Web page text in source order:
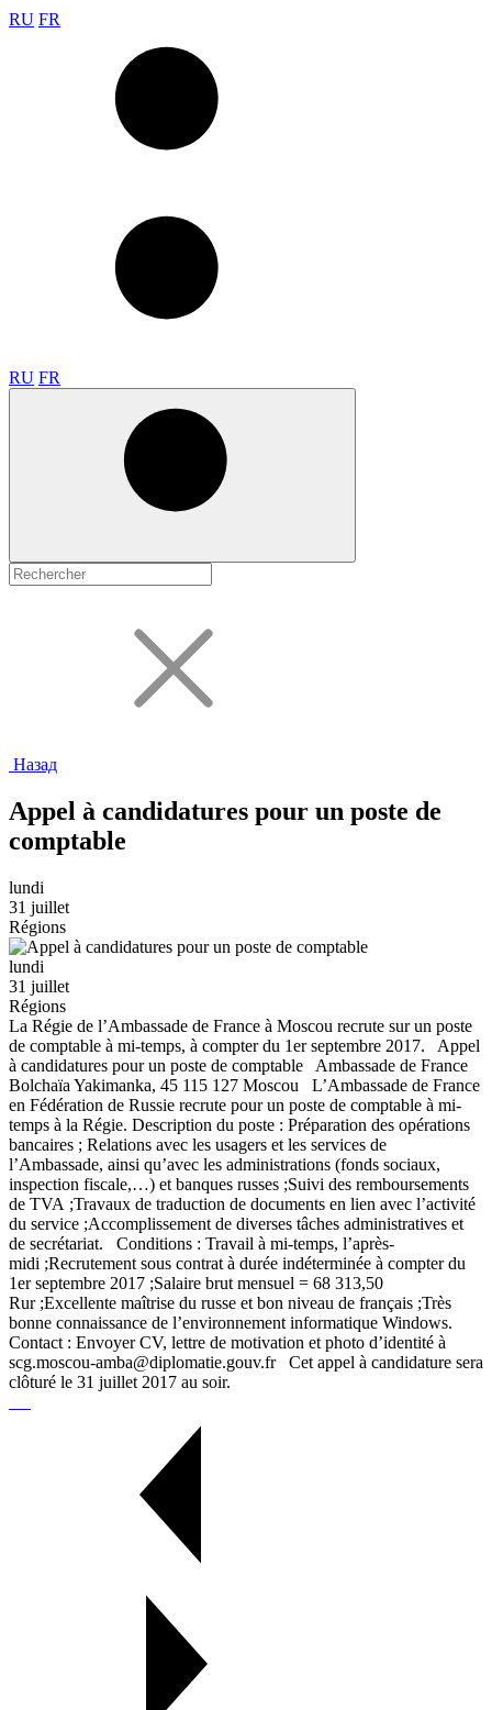
RU FR
RU FR
Назад
Appel à candidatures pour un poste de
comptable
lundi
31 juillet
Régions
lundi
31 juillet
Régions
La Régie de l’Ambassade de France à Moscou recrute sur un poste
de comptable à mi-temps, à compter du 1er septembre 2017. Appel
à candidatures pour un poste de comptable Ambassade de France
Bolchaïa Yakimanka, 45 115 127 Moscou L’Ambassade de France
en Fédération de Russie recrute pour un poste de comptable à mi-
temps à la Régie. Description du poste : Préparation des opérations
bancaires ; Relations avec les usagers et les services de
l’Ambassade, ainsi qu’avec les administrations (fonds sociaux,
inspection fiscale,…) et banques russes ;Suivi des remboursements
de TVA ;Travaux de traduction de documents en lien avec l’activité
du service ;Accomplissement de diverses tâches administratives et
de secrétariat. Conditions : Travail à mi-temps, l’après-
midi ;Recrutement sous contrat à durée indéterminée à compter du
1er septembre 2017 ;Salaire brut mensuel = 68 313,50
Rur ;Excellente maîtrise du russe et bon niveau de français ;Très
bonne connaissance de l’environnement informatique Windows.
Contact : Envoyer CV, lettre de motivation et photo d’identité à
scg.moscou-amba@diplomatie.gouv.fr Cet appel à candidature sera
clôturé le 31 juillet 2017 au soir.